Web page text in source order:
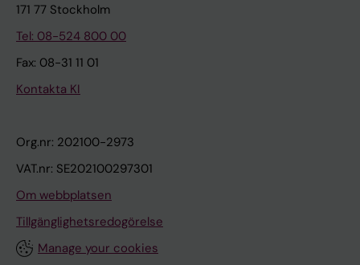
171 77 Stockholm
Tel: 08-524 800 00
Fax: 08-31 11 01
Kontakta KI
Org.nr: 202100-2973
VAT.nr: SE202100297301
Om webbplatsen
Tillgänglighetsredogörelse
Manage your cookies